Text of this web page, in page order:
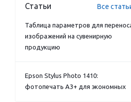
Статьи Все
Таблица параметров для
изображений на сувенирную
продукцию
Epson Stylus Photo 1410:
фотопечать А3+ для экономных